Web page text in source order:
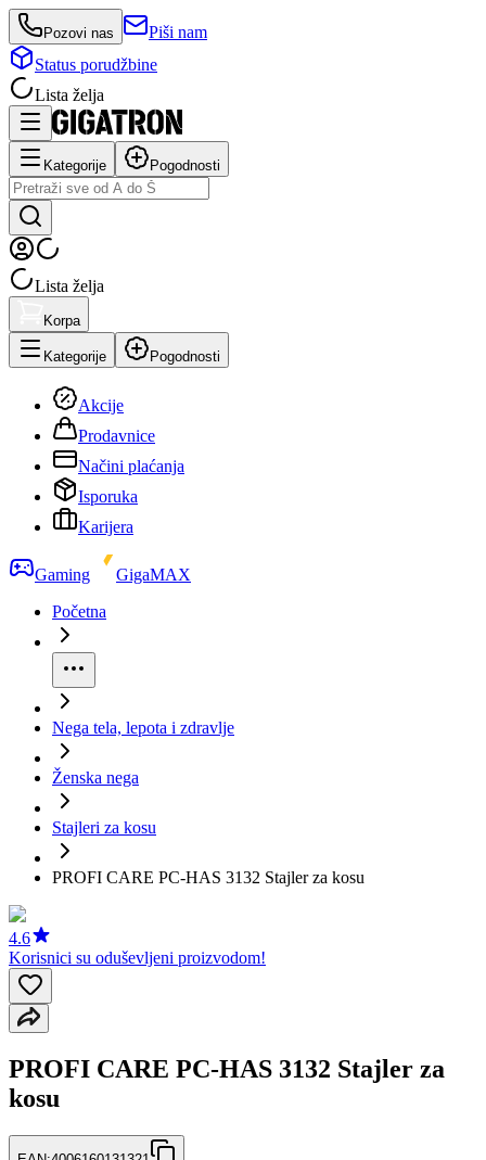
Pozovi nas
Piši nam
Status porudžbine
Lista želja
Kategorije Pogodnosti
Lista želja
Korpa
Kategorije Pogodnosti
Akcije
Prodavnice
Načini plaćanja
Isporuka
Karijera
Gaming
GigaMAX
Početna
Nega tela, lepota i zdravlje
Ženska nega
Stajleri za kosu
PROFI CARE PC-HAS 3132 Stajler za kosu
4.6
Korisnici su oduševljeni proizvodom!
PROFI CARE PC-HAS 3132 Stajler za
kosu